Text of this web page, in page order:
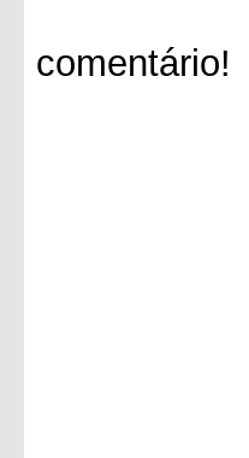
E você,
comentário!